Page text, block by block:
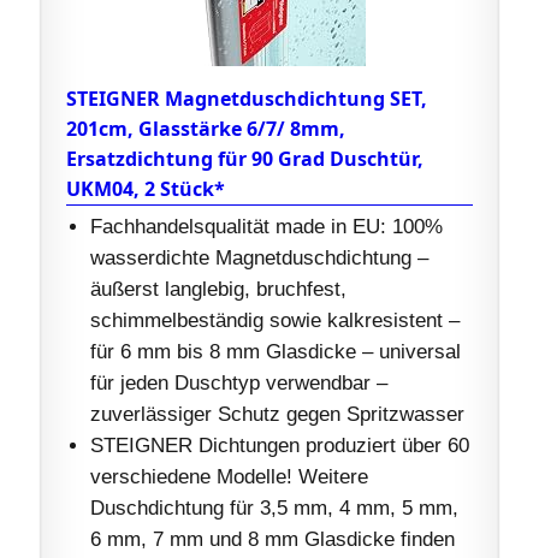
STEIGNER Magnetduschdichtung SET,
201cm, Glasstärke 6/7/ 8mm,
Ersatzdichtung für 90 Grad Duschtür,
UKM04, 2 Stück*
Fachhandelsqualität made in EU: 100%
wasserdichte Magnetduschdichtung –
äußerst langlebig, bruchfest,
schimmelbeständig sowie kalkresistent –
für 6 mm bis 8 mm Glasdicke – universal
für jeden Duschtyp verwendbar –
zuverlässiger Schutz gegen Spritzwasser
STEIGNER Dichtungen produziert über 60
verschiedene Modelle! Weitere
Duschdichtung für 3,5 mm, 4 mm, 5 mm,
6 mm, 7 mm und 8 mm Glasdicke finden